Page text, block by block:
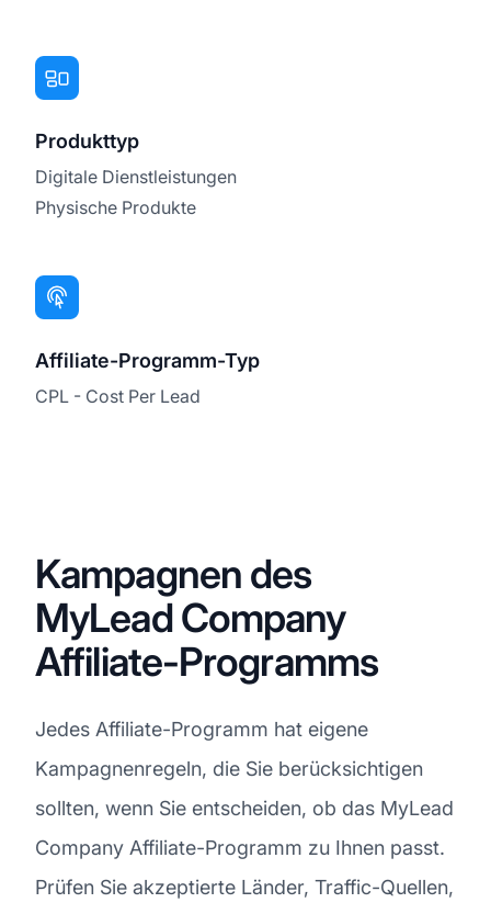
Produkttyp
Digitale Dienstleistungen
Physische Produkte
Affiliate-Programm-Typ
CPL - Cost Per Lead
Kampagnen des
MyLead Company
Affiliate-Programms
Jedes Affiliate-Programm hat eigene
Kampagnenregeln, die Sie berücksichtigen
sollten, wenn Sie entscheiden, ob das MyLead
Company Affiliate-Programm zu Ihnen passt.
Prüfen Sie akzeptierte Länder, Traffic-Quellen,